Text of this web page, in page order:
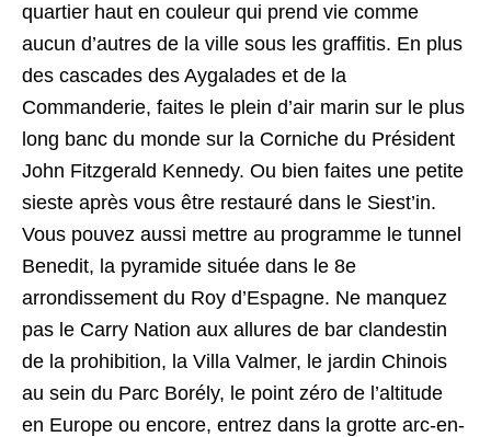
quartier haut en couleur qui prend vie comme
aucun d’autres de la ville sous les graffitis. En plus
des cascades des Aygalades et de la
Commanderie, faites le plein d’air marin sur le plus
long banc du monde sur la Corniche du Président
John Fitzgerald Kennedy. Ou bien faites une petite
sieste après vous être restauré dans le Siest’in.
Vous pouvez aussi mettre au programme le tunnel
Benedit, la pyramide située dans le 8e
arrondissement du Roy d’Espagne. Ne manquez
pas le Carry Nation aux allures de bar clandestin
de la prohibition, la Villa Valmer, le jardin Chinois
au sein du Parc Borély, le point zéro de l’altitude
en Europe ou encore, entrez dans la grotte arc-en-